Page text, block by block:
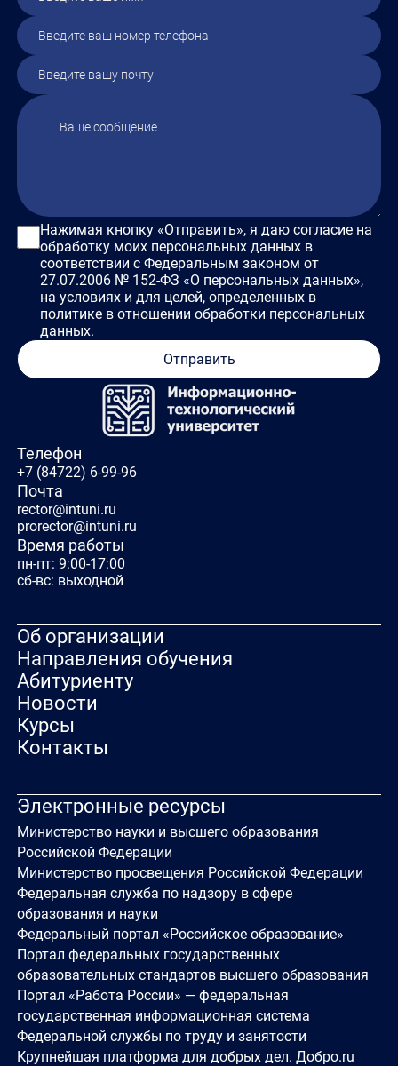
Телефон
+7 (84722) 6-99-96
Почта
rector@intuni.ru
prorector@intuni.ru
Время работы
пн-пт: 9:00-17:00
сб-вс: выходной
Об организации
Направления обучения
Абитуриенту
Новости
Курсы
Контакты
Электронные ресурсы
Министерство науки и высшего образования
Российской Федерации
Министерство просвещения Российской Федерации
Федеральная служба по надзору в сфере
образования и науки
Федеральный портал «Российское образование»
Портал федеральных государственных
образовательных стандартов высшего образования
Портал «Работа России» — федеральная
государственная информационная система
Федеральной службы по труду и занятости
Крупнейшая платформа для добрых дел. Добро.ru
Нажимая кнопку «Отправить», я даю согласие на
обработку моих персональных данных в
соответствии с Федеральным законом от
27.07.2006 № 152-ФЗ «О персональных данных»,
на условиях и для целей, определенных в
политике в отношении обработки персональных
данных.
Отправить